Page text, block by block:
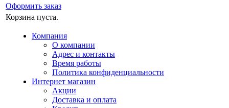
Оформить заказ
Корзина пуста.
Компания
О компании
Адрес и контакты
Время работы
Политика конфиденциальности
Интернет магазин
Акции
Доставка и оплата